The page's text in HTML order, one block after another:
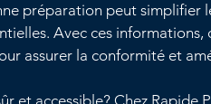
préparation peut simplifier
Avec ces
assurer la conformité et
et accessible? Chez Rapide